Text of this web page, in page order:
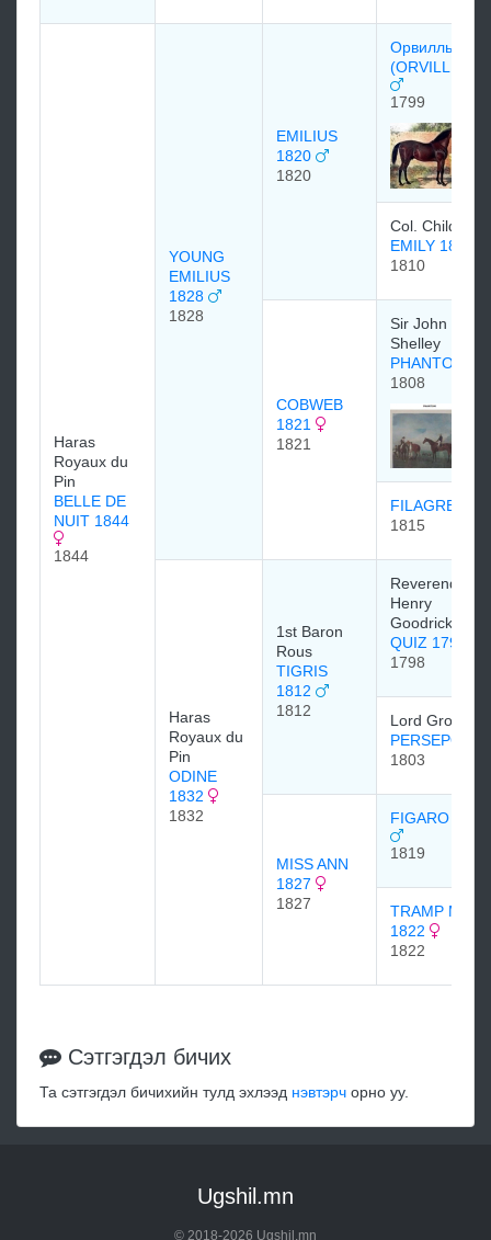
Haras
Royaux du
Pin
BELLE DE
NUIT 1844
1844
YOUNG
EMILIUS
1828
1828
EMILIUS
1820
1820
Орвилль
1799
Col. Childers.
EMILY 1810
1810
COBWEB
1821
1821
Sir John
Shelley
PHANTOM
1808
FILAGREE
1815
Haras
Royaux du
Pin
ODINE
1832
1832
1st Baron
Rous
TIGRIS
1812
1812
Reverend
Henry
Goodricke
QUIZ 1798
1798
Lord
PERSEPOLIS
1803
MISS ANN
1827
1827
FIGARO 1819
1819
TRAMP MARE
1822
1822
Сэтгэгдэл бичих
Та сэтгэгдэл бичихийн тулд эхлээд нэвтэрч орно уу.
Ugshil.mn
© 2018-2026 Ugshil.mn